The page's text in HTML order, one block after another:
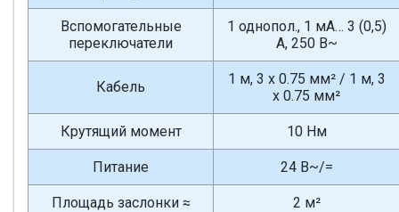
Вспомогательные
переключатели
1 однопол., 1 мА… 3 (0,5)
А, 250 В~
Кабель
1 м, 3 x 0.75 мм² / 1 м, 3
x 0.75 мм²
Крутящий момент 10 Нм
Питание 24 В~/=
Площадь заслонки ≈ 2 м²